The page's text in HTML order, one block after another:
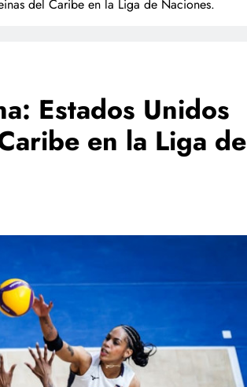
del Caribe en la Liga de Naciones.
Estados Unidos
en la Liga de